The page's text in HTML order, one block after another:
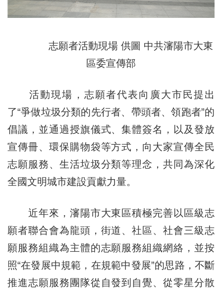
志願者活動現場 供圖 中共瀋陽市大東
區委宣傳部
活動現場，志願者代表向廣大市民提出
了“爭做垃圾分類的先行者、帶頭者、領跑者”的
倡議，並通過授旗儀式、集體簽名，以及發放
宣傳冊、環保購物袋等方式，向大家宣傳全民
志願服務、生活垃圾分類等理念，共同為深化
全國文明城市建設貢獻力量。
近年來，瀋陽市大東區積極完善以區級志
願者聯合會為龍頭，街道、社區、社會三級志
願服務組織為主體的志願服務組織網絡，並按
照“在發展中規範，在規範中發展”的思路，不斷
推進志願服務團隊從自發到自覺、從零星分散